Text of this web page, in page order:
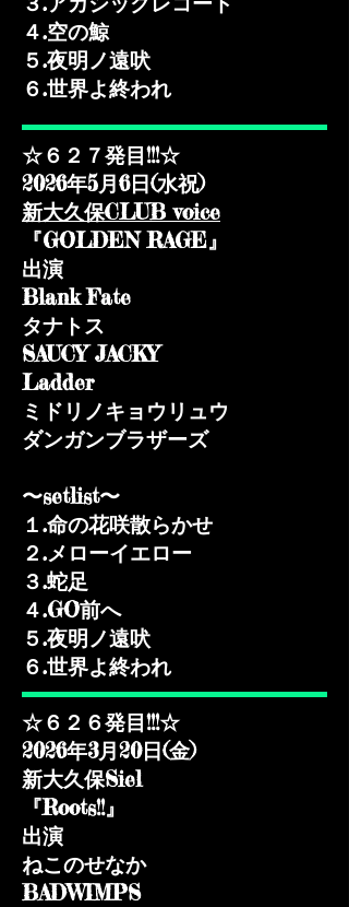
４.空の鯨
５.夜明ノ遠吠
６.世界よ終われ
☆６２７発目!!!☆
2026年5月6日(水祝)​
新大久保CLUB voice
『GOLDEN RAGE』
出演
Blank Fate
タナトス
SAUCY JACKY
Ladder
ミドリノキョウリュウ
ダンガンブラザーズ
〜setlist〜
１.命の花咲散らかせ
２.メローイエロー
３.蛇足
４.GO前へ
５.夜明ノ遠吠
​６.世界よ終われ
☆６２６発目!!!☆
2026年3月20日(金)
新大久保Siel
『Roots!!』
出演
ねこのせなか
BADWIMPS